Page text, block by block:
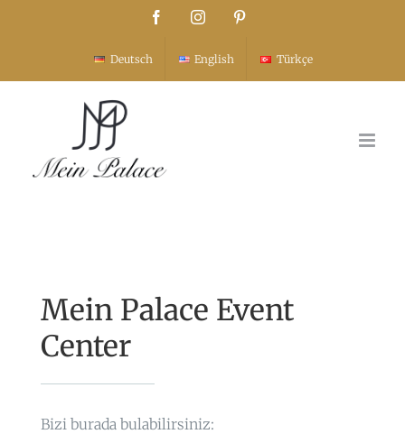
FacebookInstagram
Deutsch English Türkçe
Mein Palace Event
Center
Bizi burada bulabilirsiniz: